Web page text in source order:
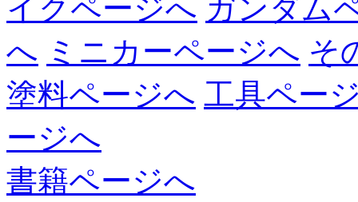
イクページへ ガンダム
へ ミニカーページへ そ
塗料ページへ 工具ペー
ージへ
書籍ページへ